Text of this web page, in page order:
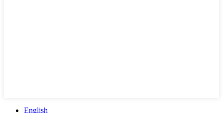
English